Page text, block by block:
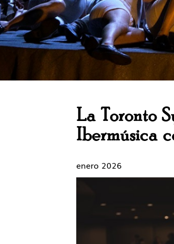
La Toronto
Ibermúsica
enero 2026